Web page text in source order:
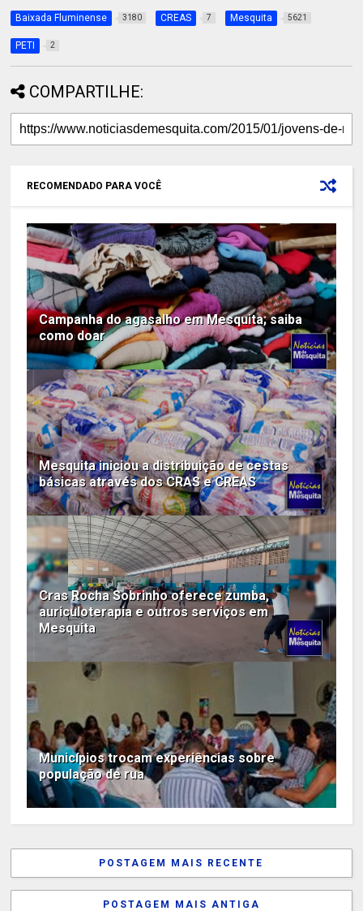
Baixada Fluminense 3180 CREAS 7 Mesquita 5621
PETI 2
COMPARTILHE:
RECOMENDADO PARA VOCÊ
Campanha do agasalho em Mesquita; saiba
como doar
Mesquita iniciou a distribuição de cestas
básicas através dos CRAS e CREAS
Cras Rocha Sobrinho oferece zumba,
auriculoterapia e outros serviços em
Mesquita
Municípios trocam experiências sobre
população de rua
POSTAGEM MAIS RECENTE
POSTAGEM MAIS ANTIGA